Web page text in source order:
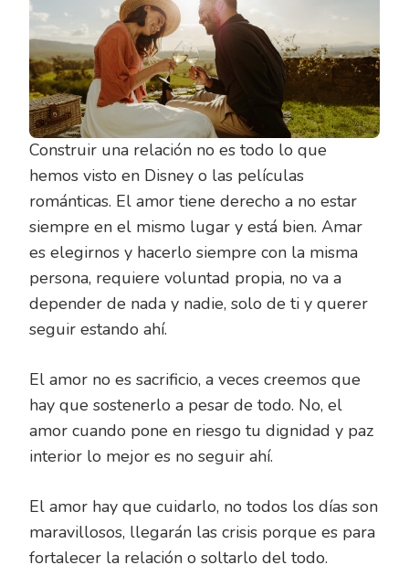
Construir una relación no es todo lo que
hemos visto en Disney o las películas
románticas. El amor tiene derecho a no estar
siempre en el mismo lugar y está bien. Amar
es elegirnos y hacerlo siempre con la misma
persona, requiere voluntad propia, no va a
depender de nada y nadie, solo de ti y querer
seguir estando ahí.
El amor no es sacrificio, a veces creemos que
hay que sostenerlo a pesar de todo. No, el
amor cuando pone en riesgo tu dignidad y paz
interior lo mejor es no seguir ahí.
El amor hay que cuidarlo, no todos los días son
maravillosos, llegarán las crisis porque es para
fortalecer la relación o soltarlo del todo.